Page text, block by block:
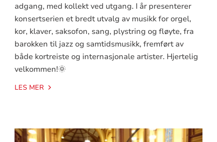
adgang, med kollekt ved utgang. I år presenterer
konsertserien et bredt utvalg av musikk for orgel,
kor, klaver, saksofon, sang, plystring og fløyte, fra
barokken til jazz og samtidsmusikk, fremført av
både kortreiste og internasjonale artister. Hjertelig
velkommen!🌞
LES MER